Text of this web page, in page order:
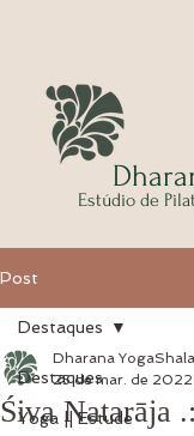
Dhar
Estúdio de
Post
Destaques
Yoga || Estude
Destaques
Śiva Natarāja
Dharana YogaShala
25 de mar. de 2022